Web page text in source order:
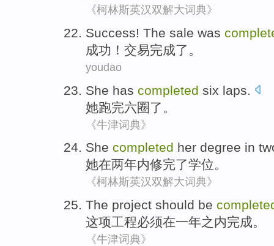
《柯林斯英汉双解大词典》
Success! The sale was
成功 ！ 交易完成了 。
youdao
She has completed six laps
她跑完六圈了。
《牛津词典》
She completed her degree in
她在两年内修完了学位。
《柯林斯英汉双解大词典》
The project should be
这项工程必须在一年之内完成。
《牛津词典》